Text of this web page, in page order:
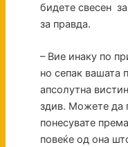
бидете свесен
за правда.
– Вие инаку по
но сепак вашата
апсолутна
здив. Можете да
понесувате
повеќе од она